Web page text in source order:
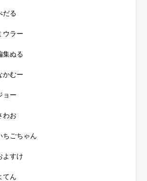
だる
ウラー
集ぬる
かむー
ョー
わお
ちごちゃん
よすけ
てん